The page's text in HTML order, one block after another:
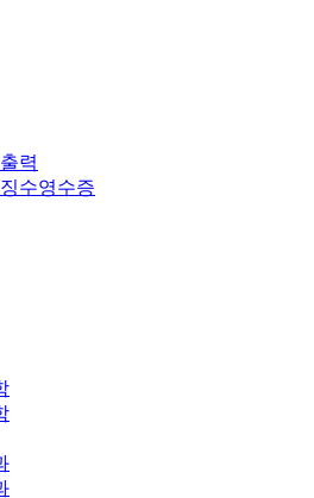
력
수영수증